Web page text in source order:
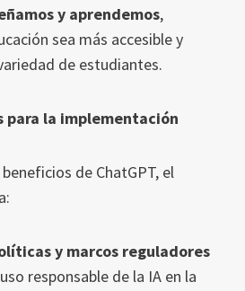
y aprendemos,
sea más accesible y
de estudiantes.
para la implementación
de ChatGPT, el
y marcos reguladores
responsable de la IA en la